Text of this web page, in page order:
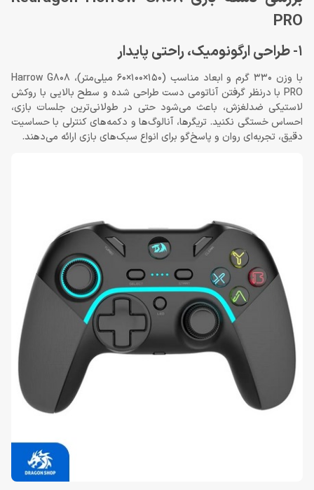
PRO
1- طراحی ارگونومیک، راحتی پایدار
با وزن 330 گرم و ابعاد مناسب (150×100×60 میلی‌متر)، Harrow G808
PRO با درنظر گرفتن آناتومی دست طراحی شده و سطح بالایی با روکش
لاستیکی ضدلغزش، باعث می‌شود حتی در طولانی‌ترین جلسات بازی،
احساس خستگی نکنید. تریگرها، آنالوگ‌ها و دکمه‌های کنترلی با حساسیت
دقیق، تجربه‌ای روان و پاسخ‌گو برای انواع سبک‌های بازی ارائه می‌دهند.